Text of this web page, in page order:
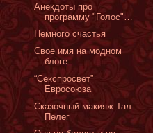
Анекдоты про
программу "Голос"…
Немного счастья
Свое имя на модном
блоге
“Секспросвет”
Евросоюза
Сказочный макияж Тал
Пелег